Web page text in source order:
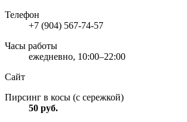
Телефон
+7 (904) 567-74-57
Часы работы
ежедневно, 10:00–22:00
Сайт
Пирсинг в косы (с сережкой)
50 руб.